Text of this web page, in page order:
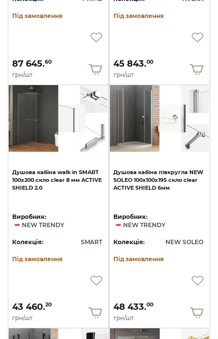
Під замовлення
87 645.60
грн/шт
Під замовлення
45 843.00
грн/шт
Душова кабіна walk in SMART
100x200 скло clear 8 мм ACTIVE
SHIELD 2.0
Виробник:
NEW TRENDY
Колекція: SMART
Під замовлення
43 460.20
грн/шт
Душова кабіна півкругла NEW
SOLEO 100x100x195 скло clear
ACTIVE SHIELD 6мм
Виробник:
NEW TRENDY
Колекція: NEW SOLEO
Під замовлення
48 433.00
грн/шт